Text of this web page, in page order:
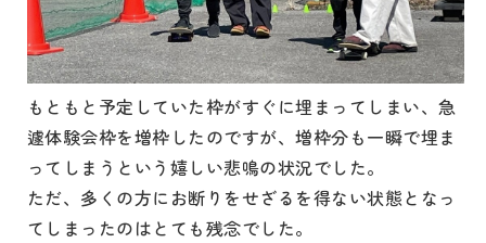
もともと予定していた枠がすぐに埋まってしまい、急
遽体験会枠を増枠したのですが、増枠分も一瞬で埋ま
ってしまうという嬉しい悲鳴の状況でした。
ただ、多くの方にお断りをせざるを得ない状態となっ
てしまったのはとても残念でした。